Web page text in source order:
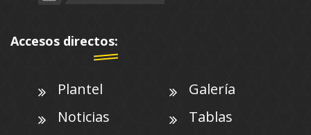
Accesos directos:
Plantel
Galería
Noticias
Tablas